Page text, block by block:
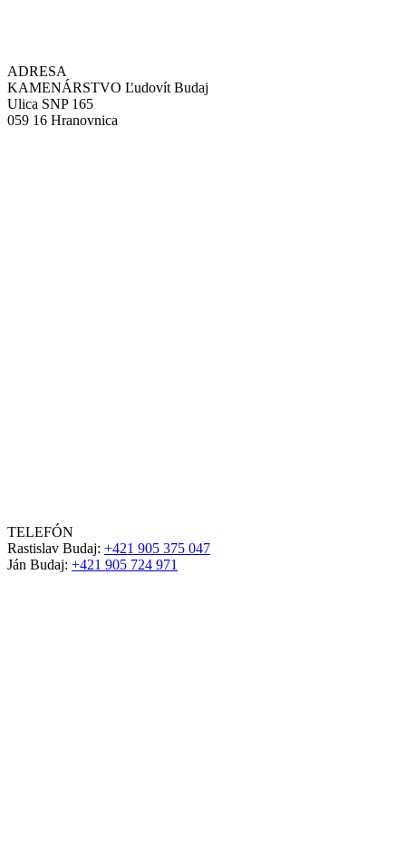
ADRESA
KAMENÁRSTVO Ľudovít Budaj
Ulica SNP 165
059 16 Hranovnica
TELEFÓN
Rastislav Budaj: +421 905 375 047
Ján Budaj: +421 905 724 971